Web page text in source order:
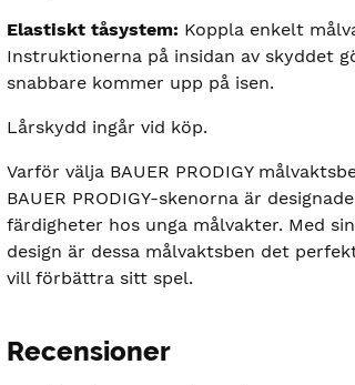
Elastiskt tåsystem: Koppla enkelt
Instruktionerna på insidan av skyddet
snabbare kommer upp på isen.
Lårskydd ingår vid köp.
Varför välja BAUER PRODIGY
BAUER PRODIGY-skenorna är
färdigheter hos unga målvakter. Med
design är dessa målvaktsben det
vill förbättra sitt spel.
Recensioner